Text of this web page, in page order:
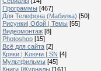
Программы [467]
Для Телефона (Мабилка) [50]
Рисунки| Обой | Темы [55]
Видеомонтаж [8]
Photoshop [15]
Всё для сайта [2]
Кряки | Kлючи | SN [4]
Мультфильмы [45]
Книги |Журналы [161]